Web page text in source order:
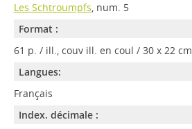
Les Schtroumpfs, num. 5
Format :
61 p. / ill., couv ill. en coul / 30 x 22 cm
Langues:
Français
Index. décimale :